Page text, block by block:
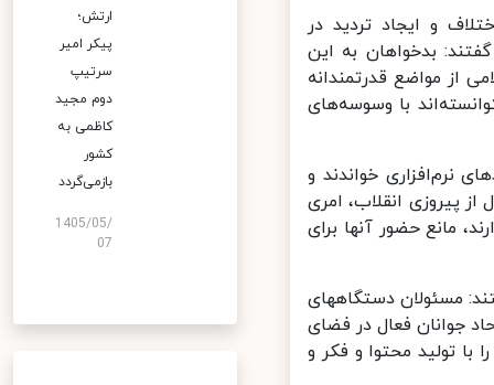
و ایجاد تردید در
بدخواهان به این
از مواضع قدرتمندانه
با وسوسه‌های
نرم‌افزاری خواندند و
و با عظمت آحاد مردم آن هم پس از گذشت ۴۶ سال از پیروزی انقلاب، امری
مانع حضور آنها برای
مسئولان دستگاههای
جوانان فعال در فضای
تولید محتوا و فکر و
ارتش؛
پیکر امیر
سرتیپ
دوم مجید
کاظمی به
کشور
بازمی‌گردد
1405/05/
07